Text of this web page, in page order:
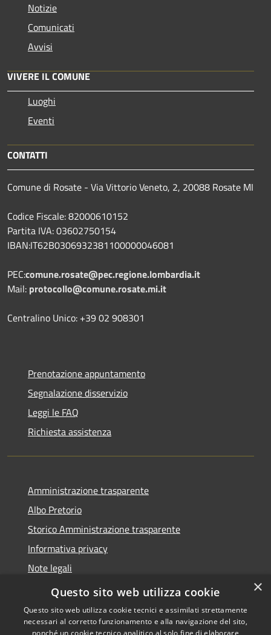
Notizie
Comunicati
Avvisi
VIVERE IL COMUNE
Luoghi
Eventi
CONTATTI
Comune di Rosate - Via Vittorio Veneto, 2, 20088 Rosate MI
Codice Fiscale: 82000610152
Partita IVA: 03602750154
IBAN:IT62B0306932381100000046081
PEC:comune.rosate@pec.regione.lombardia.it
Mail: protocollo@comune.rosate.mi.it
Centralino Unico: +39 02 908301
Prenotazione appuntamento
Segnalazione disservizio
Leggi le FAQ
Richiesta assistenza
Amministrazione trasparente
Albo Pretorio
Storico Amministrazione trasparente
Informativa privacy
Note legali
Dichiarazione di accessibilità
×
Questo sito web utilizza cookie
Questo sito web utilizza cookie tecnici e assimilati strettamente
necessari al corretto funzionamento e alla navigazione del sito,
nonché un cookie tecnico analitico al solo fine di elaborare